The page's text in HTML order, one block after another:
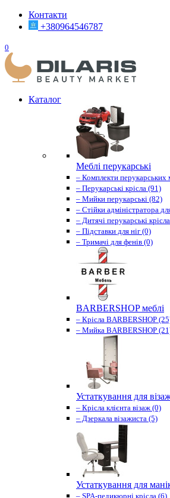
Контакти
+380964546787
0
Каталог
Меблі перукарські
– Комплекти перукарських
– Перукарські крісла (91)
– Мийки перукарські (82)
– Стійки адміністратора
– Дитячі перукарські
– Підставки для ніг (0)
– Тримачі для фенів (0)
BARBERSHOP меблі
– Крісла BARBERSHOP
– Мийка BARBERSHOP
Устаткування для
– Крісла клієнта візаж (0)
– Дзеркала візажиста (5)
Устаткування для
– SPA-педикюрні крісла (6)